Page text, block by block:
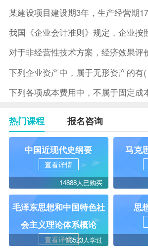
下列企业资产中，属于无形资产的
下列各项成本费用中，不属于固定成
热门课程 报名咨询
中国近现代史纲要
查看详情
14888人已购买
马克
毛泽东思想和中国特色社
会主义理论体系概论
查看详情16523人学过
思